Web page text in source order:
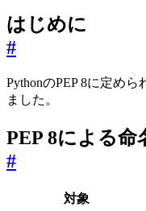
はじめに
#
PythonのPEP 8に定め
ました。
PEP 8による命
#
対象